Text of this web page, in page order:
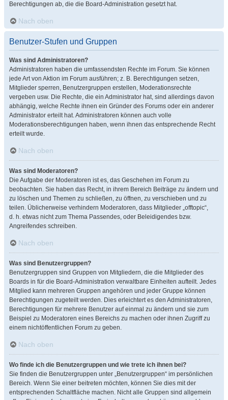
Berechtigungen ab, die die Board-Administration gesetzt hat.
Nach oben
Benutzer-Stufen und Gruppen
Was sind Administratoren?
Administratoren haben die umfassendsten Rechte im Forum. Sie können
jede Art von Aktion im Forum ausführen; z. B. Berechtigungen setzen,
Mitglieder sperren, Benutzergruppen erstellen, Moderationsrechte
vergeben usw. Die Rechte, die ein Administrator hat, sind allerdings davon
abhängig, welche Rechte ihnen ein Gründer des Forums oder ein anderer
Administrator erteilt hat. Administratoren können auch volle
Moderationsberechtigungen haben, wenn ihnen das entsprechende Recht
erteilt wurde.
Nach oben
Was sind Moderatoren?
Die Aufgabe der Moderatoren ist es, das Geschehen im Forum zu
beobachten. Sie haben das Recht, in ihrem Bereich Beiträge zu ändern und
zu löschen und Themen zu schließen, zu öffnen, zu verschieben und zu
teilen. Üblicherweise verhindern Moderatoren, dass Mitglieder „offtopic“,
d. h. etwas nicht zum Thema Passendes, oder Beleidigendes bzw.
Angreifendes schreiben.
Nach oben
Was sind Benutzergruppen?
Benutzergruppen sind Gruppen von Mitgliedern, die die Mitglieder des
Boards in für die Board-Administration verwaltbare Einheiten aufteilt. Jedes
Mitglied kann mehreren Gruppen angehören und jeder Gruppe können
Berechtigungen zugeteilt werden. Dies erleichtert es den Administratoren,
Berechtigungen für mehrere Benutzer auf einmal zu ändern und sie zum
Beispiel zu Moderatoren eines Bereichs zu machen oder ihnen Zugriff zu
einem nichtöffentlichen Forum zu geben.
Nach oben
Wo finde ich die Benutzergruppen und wie trete ich ihnen bei?
Sie finden die Benutzergruppen unter „Benutzergruppen“ im persönlichen
Bereich. Wenn Sie einer beitreten möchten, können Sie dies mit der
entsprechenden Schaltfläche machen. Nicht alle Gruppen sind allgemein